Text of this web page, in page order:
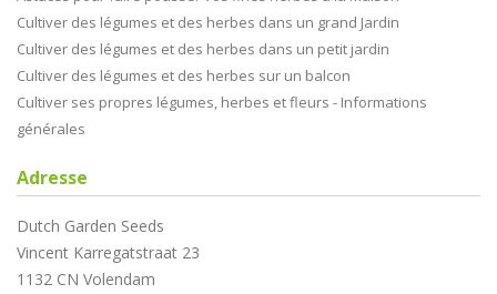
Cultiver des légumes et des herbes dans un grand Jardin
Cultiver des légumes et des herbes dans un petit jardin
Cultiver des légumes et des herbes sur un balcon
Cultiver ses propres légumes, herbes et fleurs - Informations
générales
Adresse
Dutch Garden Seeds
Vincent Karregatstraat 23
1132 CN Volendam